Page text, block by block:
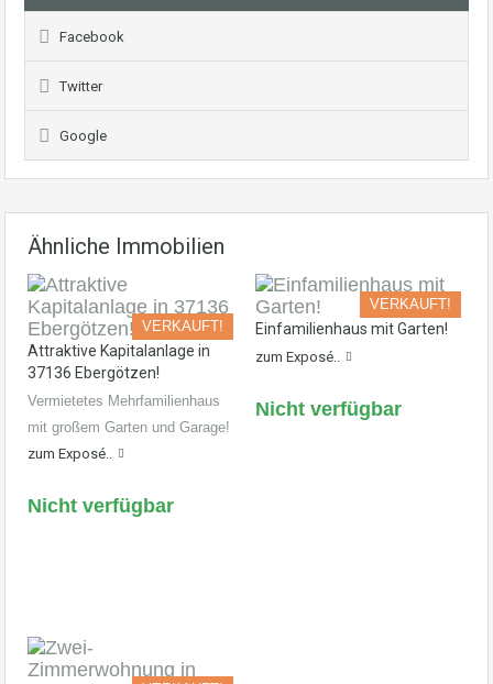
Facebook
Twitter
Google
Ähnliche Immobilien
VERKAUFT!
Attraktive Kapitalanlage in
37136 Ebergötzen!
Vermietetes Mehrfamilienhaus
mit großem Garten und Garage!
zum Exposé..
Nicht verfügbar
VERKAUFT!
Einfamilienhaus mit Garten!
zum Exposé..
Nicht verfügbar